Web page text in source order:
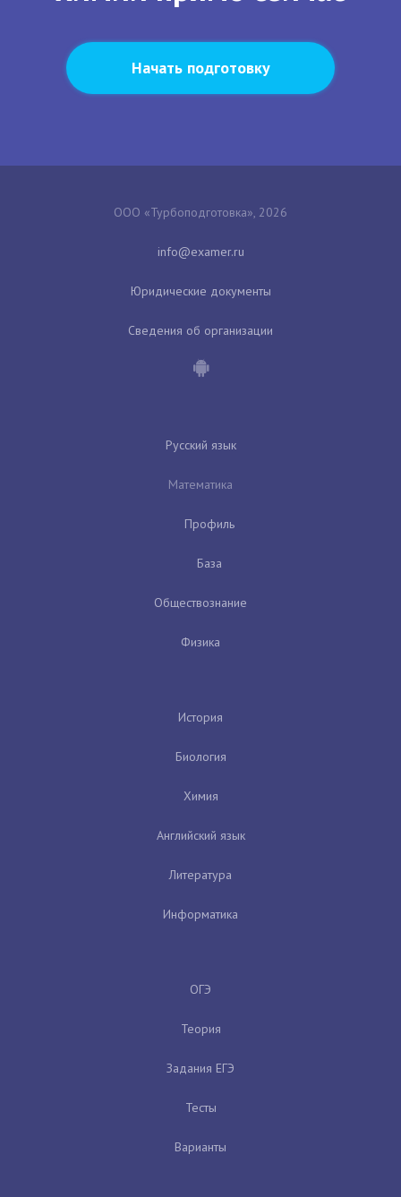
Начать подготовку
ООО «Турбоподготовка», 2026
Юридические документы
Сведения об организации
Русский язык
Математика
Профиль
База
Обществознание
Физика
История
Биология
Химия
Английский язык
Литература
Информатика
ОГЭ
Теория
Задания ЕГЭ
Тесты
Варианты